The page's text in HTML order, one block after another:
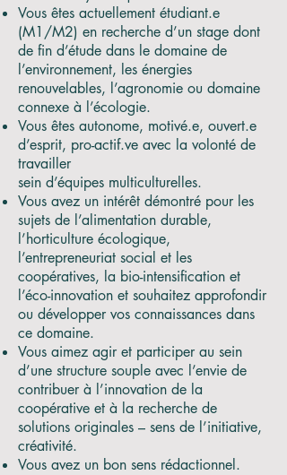
Vous êtes actuellement étudiant.e
(M1/M2) en recherche d’un stage dont
de fin d’étude dans le domaine de
l’environnement, les énergies
renouvelables, l’agronomie ou domaine
connexe à l’écologie.
Vous êtes autonome, motivé.e, ouvert.e
d’esprit, pro-actif.ve avec la volonté de
travailler
sein d’équipes multiculturelles.
Vous avez un intérêt démontré pour les
sujets de l’alimentation durable,
l’horticulture écologique,
l’entrepreneuriat social et les
coopératives, la bio-intensification et
l’éco-innovation et souhaitez approfondir
ou développer vos connaissances dans
ce domaine.
Vous aimez agir et participer au sein
d’une structure souple avec l’envie de
contribuer à l’innovation de la
coopérative et à la recherche de
solutions originales – sens de l’initiative,
créativité.
Vous avez un bon sens rédactionnel.